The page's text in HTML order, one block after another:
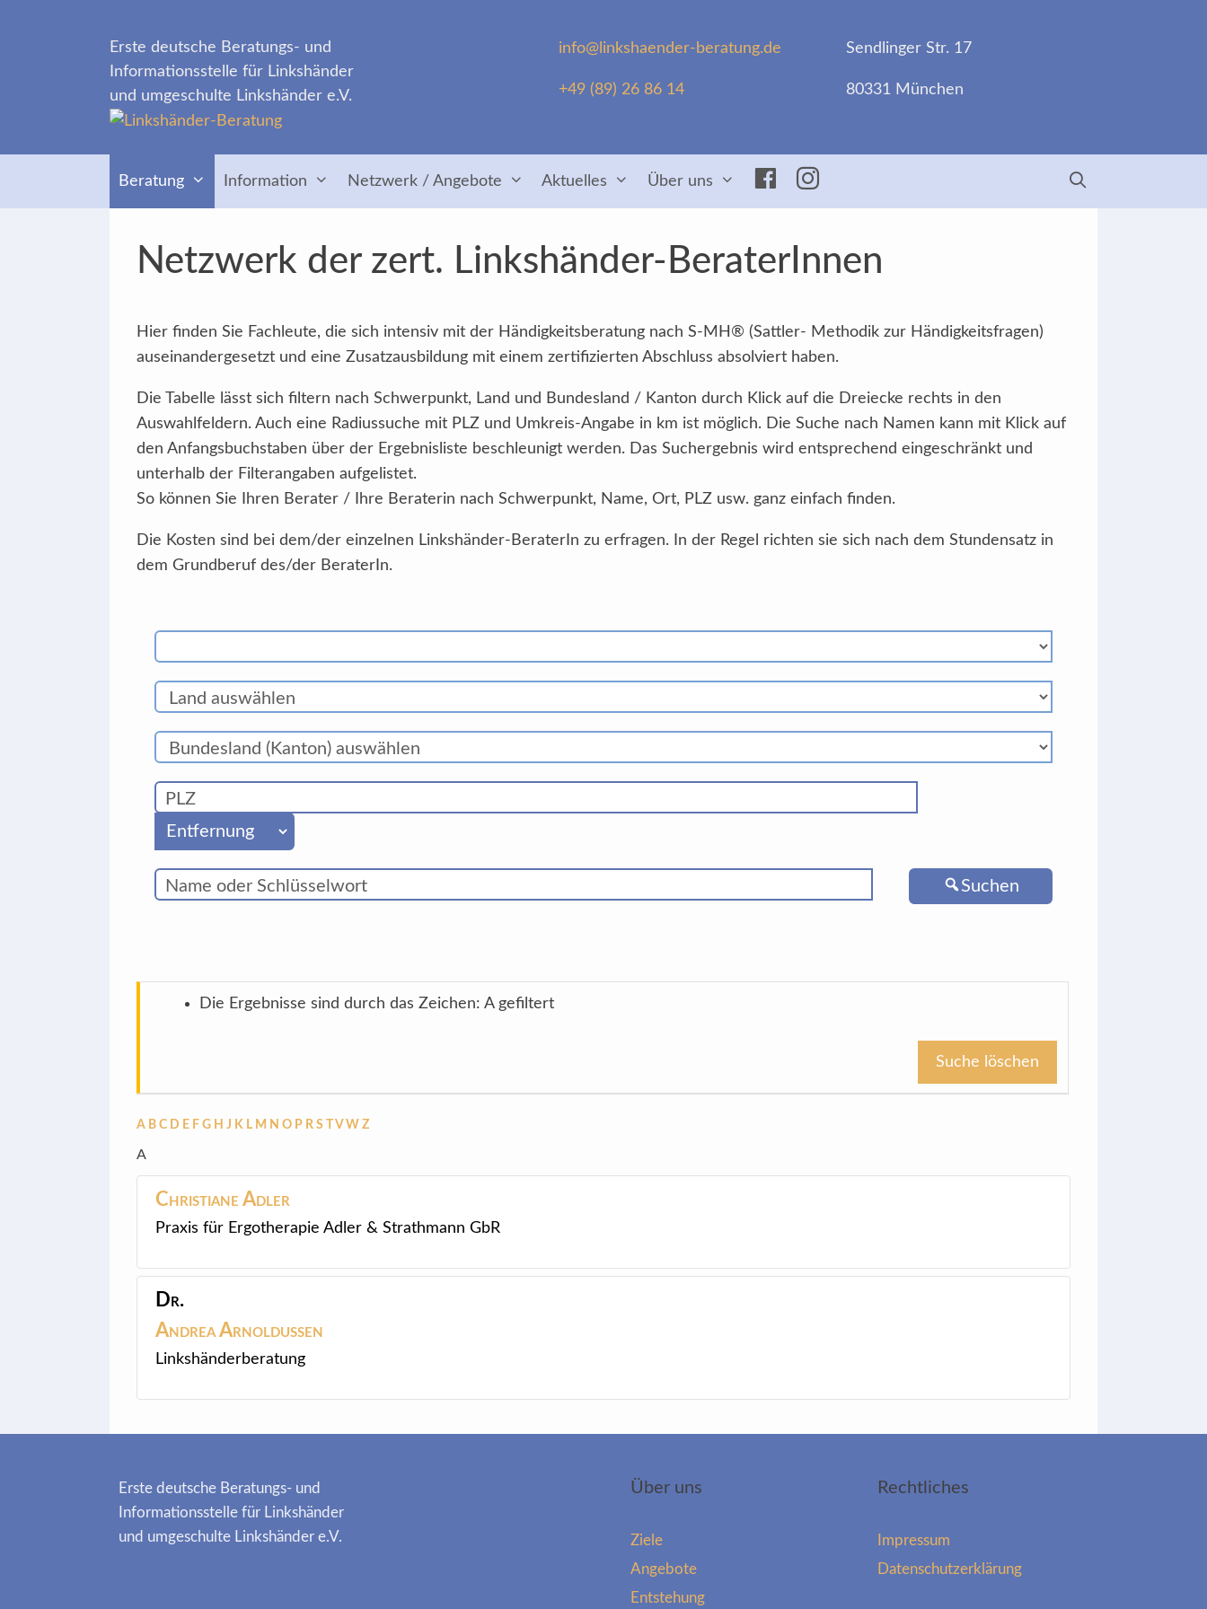
info@linkshaender-beratung.de
+49 (89) 26 86 14
Sendlinger Str. 17
80331 München
Erste deutsche Beratungs- und
Informationsstelle für Linkshänder
und umgeschulte Linkshänder e.V.
Beratung Information Netzwerk / Angebote Aktuelles Über uns Facebook
Insta
Netzwerk der zert. Linkshänder-BeraterInnen
Hier finden Sie Fachleute, die sich intensiv mit der Händigkeitsberatung nach S-MH® (Sattler- Methodik zur Händigkeitsfragen)
auseinandergesetzt und eine Zusatzausbildung mit einem zertifizierten Abschluss absolviert haben.
Die Tabelle lässt sich filtern nach Schwerpunkt, Land und Bundesland / Kanton durch Klick auf die Dreiecke rechts in den
Auswahlfeldern. Auch eine Radiussuche mit PLZ und Umkreis-Angabe in km ist möglich. Die Suche nach Namen kann mit Klick auf
den Anfangsbuchstaben über der Ergebnisliste beschleunigt werden. Das Suchergebnis wird entsprechend eingeschränkt und
unterhalb der Filterangaben aufgelistet.
So können Sie Ihren Berater / Ihre Beraterin nach Schwerpunkt, Name, Ort, PLZ usw. ganz einfach finden.
Die Kosten sind bei dem/der einzelnen Linkshänder-BeraterIn zu erfragen. In der Regel richten sie sich nach dem Stundensatz in
dem Grundberuf des/der BeraterIn.
Suchen
Die Ergebnisse sind durch das Zeichen: A gefiltert
Suche löschen
A B C D E F G H J K L M N O P R S V W Z
A
Christiane Adler
Praxis für Ergotherapie Adler & Strathmann GbR
Dr.
AndreaArnoldussen
Linkshänderberatung
Erste deutsche Beratungs- und
Informationsstelle für Linkshänder
und umgeschulte Linkshänder e.V.
Über uns
Ziele
Angebote
Entstehung
Rechtliches
Impressum
Datenschutzerklärung